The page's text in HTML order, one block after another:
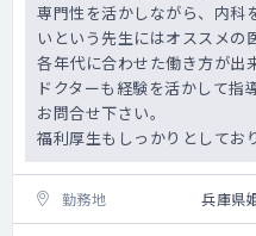
■往診
・看護
専門性を活かしながら、内科
いという先生にはオススメの
各年代に合わせた働き方が出
ドクターも経験を活かして指
お問合せ下さい。
福利厚生もしっかりとしてお
勤務地 兵庫県